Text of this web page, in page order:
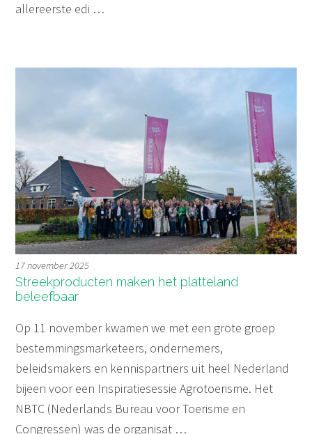
allereerste edi …
17 november 2025
Streekproducten maken het platteland
beleefbaar
Op 11 november kwamen we met een grote groep
bestemmingsmarketeers, ondernemers,
beleidsmakers en kennispartners uit heel Nederland
bijeen voor een Inspiratiesessie Agrotoerisme. Het
NBTC (Nederlands Bureau voor Toerisme en
Congressen) was de organisat …